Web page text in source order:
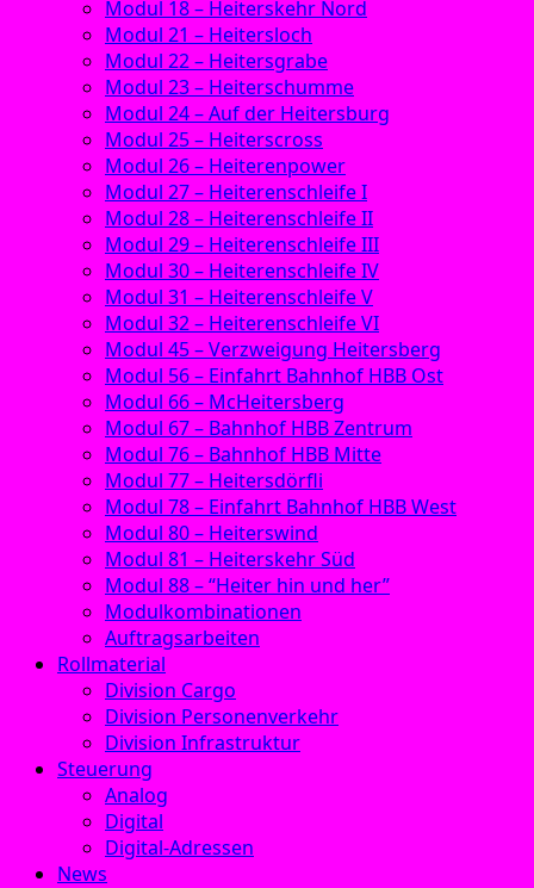
Modul 18 – Heiterskehr Nord
Modul 21 – Heitersloch
Modul 22 – Heitersgrabe
Modul 23 – Heiterschumme
Modul 24 – Auf der Heitersburg
Modul 25 – Heiterscross
Modul 26 – Heiterenpower
Modul 27 – Heiterenschleife I
Modul 28 – Heiterenschleife II
Modul 29 – Heiterenschleife III
Modul 30 – Heiterenschleife IV
Modul 31 – Heiterenschleife V
Modul 32 – Heiterenschleife VI
Modul 45 – Verzweigung Heitersberg
Modul 56 – Einfahrt Bahnhof HBB Ost
Modul 66 – McHeitersberg
Modul 67 – Bahnhof HBB Zentrum
Modul 76 – Bahnhof HBB Mitte
Modul 77 – Heitersdörfli
Modul 78 – Einfahrt Bahnhof HBB West
Modul 80 – Heiterswind
Modul 81 – Heiterskehr Süd
Modul 88 – “Heiter hin und her”
Modulkombinationen
Auftragsarbeiten
Rollmaterial
Division Cargo
Division Personenverkehr
Division Infrastruktur
Steuerung
Analog
Digital
Digital-Adressen
News